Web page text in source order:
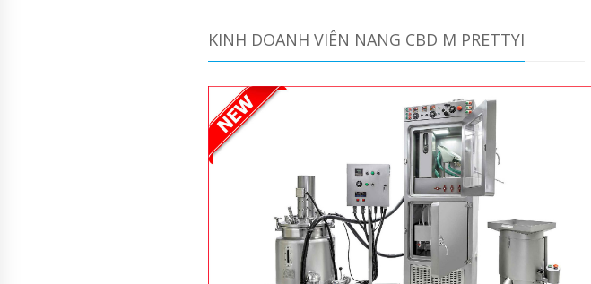
KINH DOANH VIÊN NANG CBD M PRETTYI